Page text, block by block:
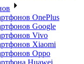
OnePlus
Google
Vivo
Xiaomi
Oppo
Huawei